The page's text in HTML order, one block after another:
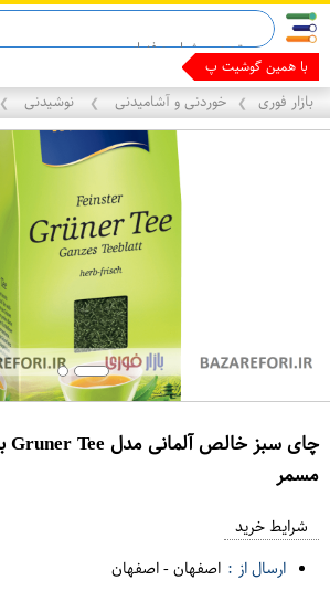
با همین گوشیت پول دربیا
بازار فوری ❯ خوردنی و آشامیدنی ❯ نوشیدنی ❯
مسمر
م
د
شرایط خرید
ارسال از : اصفهان-اصفهان